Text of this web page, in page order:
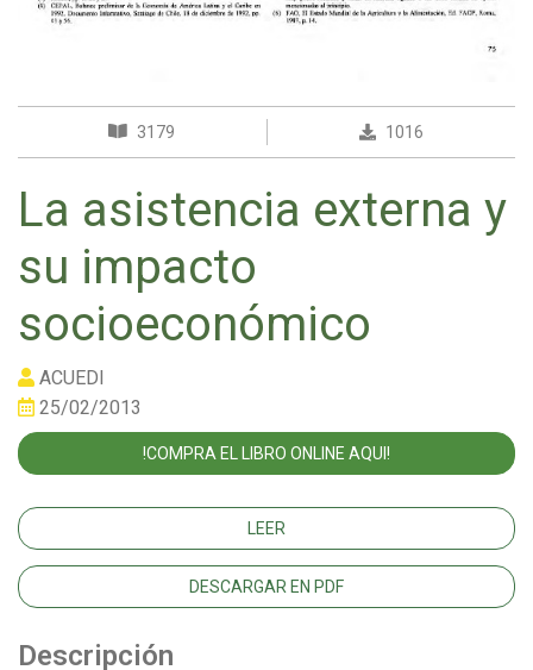
3179 1016
La asistencia externa y
su impacto
socioeconómico
ACUEDI
25/02/2013
!COMPRA EL LIBRO ONLINE AQUI!
LEER
DESCARGAR EN PDF
Descripción